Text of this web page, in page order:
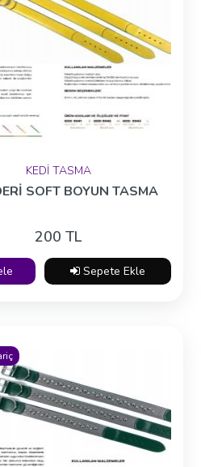
KEDİ TASMA
SOFT BOYUN TASMA
200 TL
Sepete Ekle